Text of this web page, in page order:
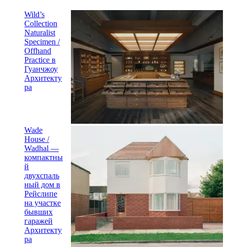
Wild’s
Collection
Naturalist
Specimen /
Offhand
Practice в
Гуанчжоу
Архитекту
ра
Wade
House /
Wadhal —
компактны
й
двухспаль
ный дом в
Рейслипе
на участке
бывших
гаражей
Архитекту
ра